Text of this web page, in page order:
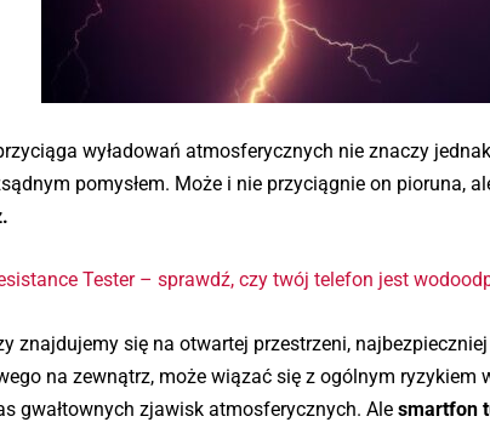
wyładowań atmosferycznych nie znaczy
pomysłem. Może i nie przyciągnie on pioruna,
Tester – sprawdź, czy twój telefon jest
znajdujemy się na otwartej przestrzeni,
na zewnątrz, może wiązać się z ogólnym ryzykiem
gwałtownych zjawisk atmosferycznych. Alesmartfon